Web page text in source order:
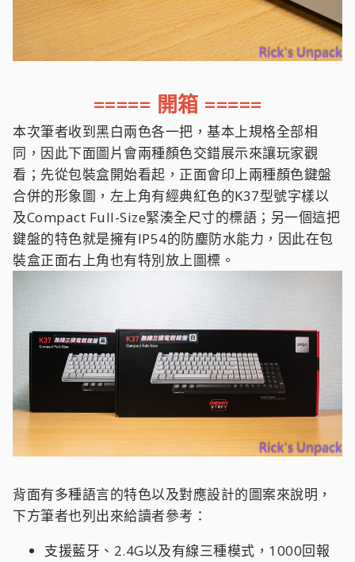
===== 開箱 =====
本次筆者收到黑白兩色各一把，基本上規格全部相
同，因此下面圖片會兩種顏色交錯展示來讓玩家觀
看；先從包裝盒開始看起，正面會印上兩種顏色鍵盤
合併的形象圖，左上角有經典紅色的K37型號字樣以
及Compact Full-Size緊湊全尺寸的標語；另一個這把
鍵盤的特色就是擁有IP54的防塵防水能力，因此在包
裝盒正面右上角也有特別放上圖標。
背面有多種語言的特色以及對應設計的圖案來說明，
下方筆者也列出來給讀者參考：
支援藍牙、2.4G以及有線三種模式，1000回報